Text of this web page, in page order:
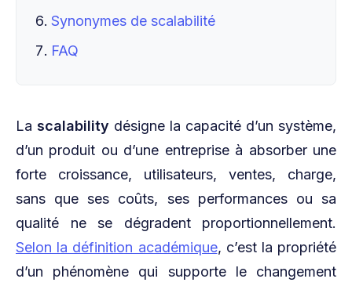
Synonymes de scalabilité
FAQ
La scalability désigne la capacité d’un système,
d’un produit ou d’une entreprise à absorber une
forte croissance, utilisateurs, ventes, charge,
sans que ses coûts, ses performances ou sa
qualité ne se dégradent proportionnellement.
Selon la définition académique, c’est la propriété
d’un phénomène qui supporte le changement